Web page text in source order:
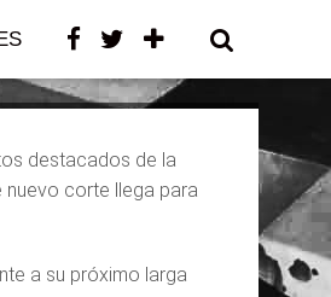
CONTACTO
destacados de la
nuevo corte llega para
a su próximo larga